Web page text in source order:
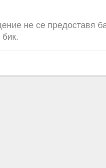
не се предоставя